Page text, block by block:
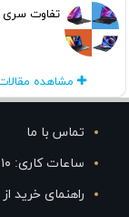
تفاوت
مشاهده
تماس با ما
ساعات کاری: ۱۰ الی ۱۸
راهنمای خرید